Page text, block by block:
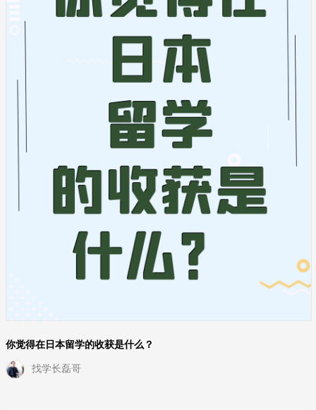
你觉得在日本留学的收获是什么？
找学长磊哥